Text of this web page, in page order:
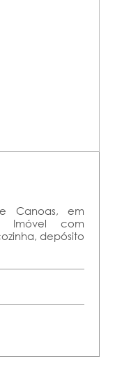
Canoas, em
Imóvel com
depósito